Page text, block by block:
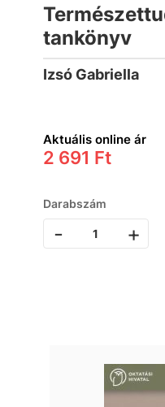
tankönyv
Izsó Gabriella
Aktuális online ár
2 691 Ft
Darabszám
- +